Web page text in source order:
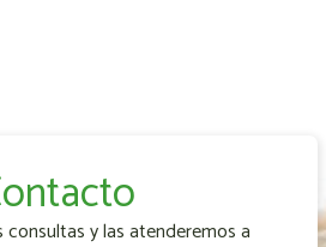
consultas y las atenderemos a